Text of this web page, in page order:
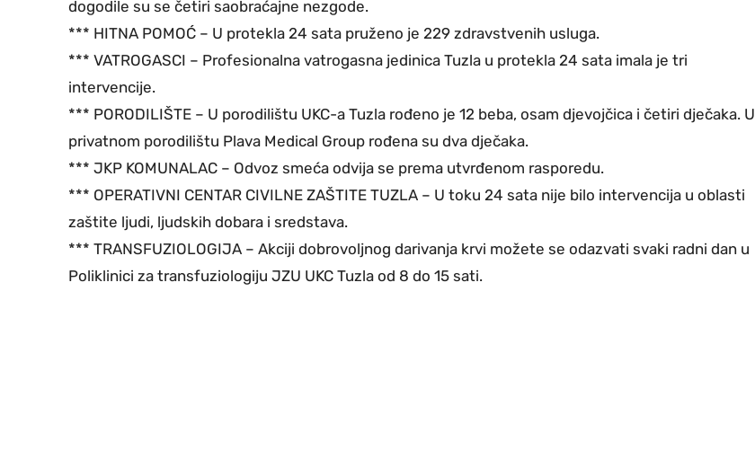
dogodile su se četiri saobraćajne nezgode.
*** HITNA POMOĆ – U protekla 24 sata pruženo je 229 zdravstvenih usluga.
*** VATROGASCI – Profesionalna vatrogasna jedinica Tuzla u protekla 24 sata imala je tri
intervencije.
*** PORODILIŠTE – U porodilištu UKC-a Tuzla rođeno je 12 beba, osam djevojčica i četiri dječaka. U
privatnom porodilištu Plava Medical Group rođena su dva dječaka.
*** JKP KOMUNALAC – Odvoz smeća odvija se prema utvrđenom rasporedu.
*** OPERATIVNI CENTAR CIVILNE ZAŠTITE TUZLA – U toku 24 sata nije bilo intervencija u oblasti
zaštite ljudi, ljudskih dobara i sredstava.
*** TRANSFUZIOLOGIJA – Akciji dobrovoljnog darivanja krvi možete se odazvati svaki radni dan u
Poliklinici za transfuziologiju JZU UKC Tuzla od 8 do 15 sati.